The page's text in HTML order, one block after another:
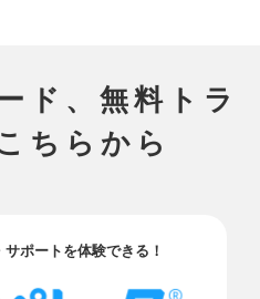
ド、無料トラ
ちらから
ポートを体験できる！